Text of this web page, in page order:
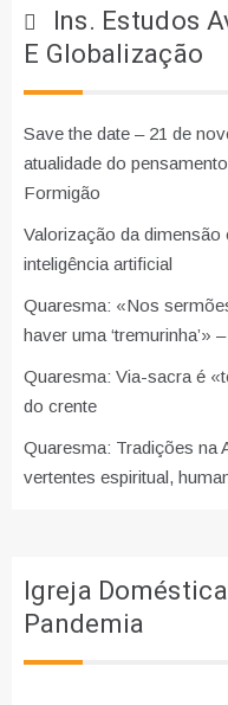
Ins. Estudos
E Globalização
Save the date – 21 de
atualidade do
Formigão
Valorização da
inteligência artificial
Quaresma: «Nos
haver uma ‘tremurinha’»
Quaresma: Via-sacra é
do crente
Quaresma: Tradições na
vertentes espiritual,
Igreja
Pandemia